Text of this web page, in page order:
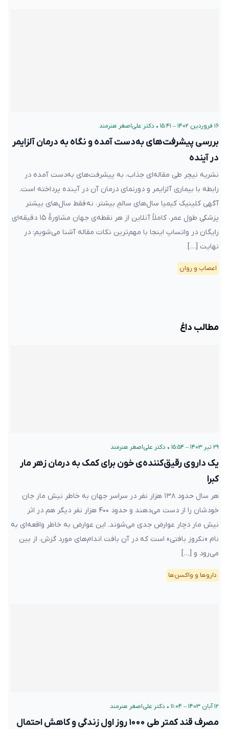
۱۶ فروردین ۱۴۰۲ – ۱۵:۴۱ • دکتر علی‌اصغر هنرمند
بررسی پیشرفت‌های به‌دست آمده و نگاه به درمان آلزایمر
در آینده
نشریه نیچر طی مقاله‌ای جذاب، به پیشرفت‌های به‌دست آمده در
رابطه با بیماری آلزایمر و دورنمای درمان آن در آینده پرداخته است.
آگهی کلینیک کیمیا سال‌های سالمِ بیشتر، نه فقط سال‌های بیشتر
پزشکی طول عمر، کاملاً آنلاین از هر نقطه‌ی جهان مشاورهٔ ۱۵ دقیقه‌ای
رایگان در واتساپ اینجا با مهم‌ترین نکات مقاله آشنا می‌شویم: در
نهایت […]
اعصاب و روان
مطالب داغ
۲۹ تیر ۱۴۰۳ – ۱۵:۵۴ • دکتر علی‌اصغر هنرمند
یک داروی رقیق‌کننده‌ی خون برای کمک به درمان زهر مار
کبرا
هر سال حدود ۱۳۸ هزار نفر در سراسر جهان به خاطر نیش مار جان
خودشان را از دست می‌دهند و حدود ۴۰۰ هزار نفر دیگر هم در اثر
نیش مار دچار عوارض جدی می‌شوند. این عوارض به خاطر واقعه‌ای به
نام «نکروز بافتی» است که در آن بافت اندام‌های مورد گزش، از بین
می‌رود و […]
دارو‌ها و واکسن‌ها
۱۲ آبان ۱۴۰۳ – ۱۱:۰۴ • دکتر علی‌اصغر هنرمند
مصرف قند کمتر طی ۱۰۰۰ روز اول زندگی و کاهش احتمال